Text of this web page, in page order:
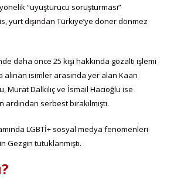
“uyuşturucu soruşturması”
yurt dışından Türkiye’ye döner dönmez
daha önce 25 kişi hakkında gözaltı işlemi
alınan isimler arasında yer alan Kaan
Murat Dalkılıç ve İsmail Hacıoğlu ise
serbest bırakılmıştı.
LGBTİ+ sosyal medya fenomenleri
Gezgin tutuklanmıştı.